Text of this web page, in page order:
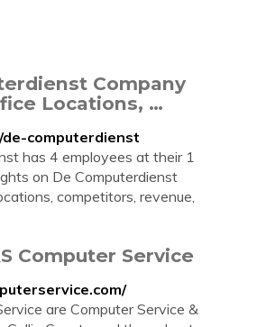
Company
Locations, …
computerdienst
has 4 employees at their 1
on De Computerdienst
competitors, revenue,
Computer Service
are Computer Service &